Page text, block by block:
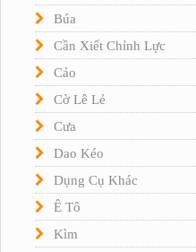
Búa
Cần Xiết Chỉnh Lực
Cảo
Cờ Lê Lẻ
Cưa
Dao Kéo
Dụng Cụ Khác
Ê Tô
Kìm